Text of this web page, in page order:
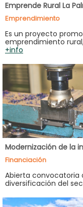
Emprende Rural La
Emprendimiento
Es un proyecto
emprendimiento
+info
Modernización de la
Financiación
Abierta convocatoria
diversificación del